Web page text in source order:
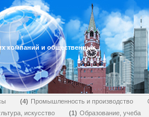
компаний и общественных
4 Промышленность и производство
искусство 1
Образование, учеба